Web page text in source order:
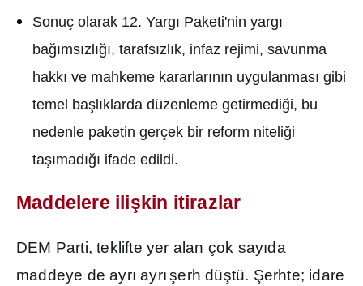
Sonuç olarak 12. Yargı Paketi'nin yargı
bağımsızl ığı, tarafsızl ık, infaz rejimi, savunma
hakkı ve mahkeme kararlarının uygulanması gibi
temel baş ıklarda düzenleme getirmediği, bu
nedenle paketin gerçek bir reform niteliği
taşımadığı ifade edildi.
Maddelere ilişkin itirazlar
DEM Parti, teklifte yer alan çok sayıda
maddeye de ayrı ayrı şerh düştü. Şerhte; idare